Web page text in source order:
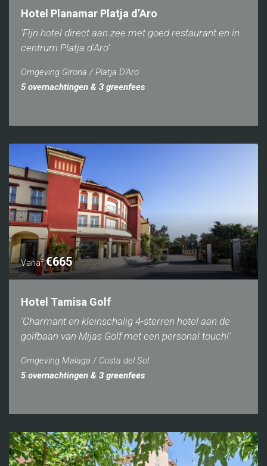
Hotel Planamar Platja d’Aro
'Fijn hotel direct aan zee met goed restaurant en in
centrum Platja d'Aro'
Omgeving Girona / Platja D'Aro
5 overnachtingen & 3 greenfees
Vanaf€665
Hotel Tamisa Golf
'Charmant en kleinschalig 4-sterren hotel aan de
golfbaan van Mijas Golf met een personal touch!'
Omgeving Malaga / Costa del Sol
5 overnachtingen & 3 greenfees